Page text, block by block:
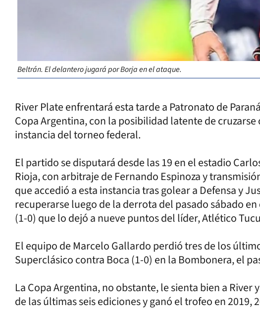
Beltrán. El delantero jugará por Borja en el ataque.
River Plate enfrentará esta tarde a Patronato de
Copa Argentina, con la posibilidad latente de
instancia del torneo federal.
El partido se disputará desde las 19 en el estadio
Rioja, con arbitraje de Fernando Espinoza y
que accedió a esta instancia tras golear a Defensa y
recuperarse luego de la derrota del pasado sábado
(1-0) que lo dejó a nueve puntos del líder, Atlético
El equipo de Marcelo Gallardo perdió tres de los
Superclásico contra Boca (1-0) en la Bombonera, el
La Copa Argentina, no obstante, le sienta bien a River
de las últimas seis ediciones y ganó el trofeo en 2019,